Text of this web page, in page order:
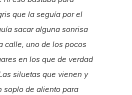
que la seguía por el
sacar alguna sonrisa
calle, uno de los pocos
en los que de verdad
siluetas que vienen y
soplo de aliento para